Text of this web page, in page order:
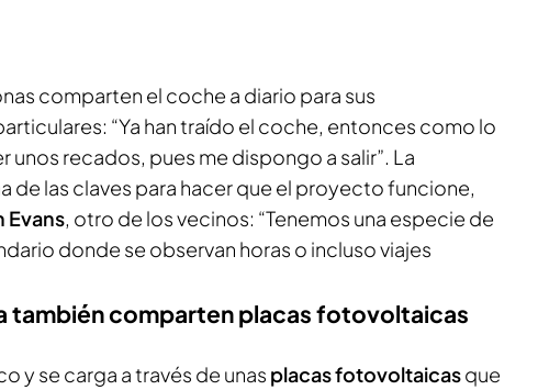
comparten el coche a diario para sus
“Ya han traído el coche, entonces como lo
unos recados, pues me dispongo a salir”. La
de las claves para hacer que el proyecto funcione,
Evans, otro de los vecinos: “Tenemos una especie de
donde se observan horas o incluso viajes
también comparten placas fotovoltaicas
y se carga a través de unas placas fotovoltaicasque